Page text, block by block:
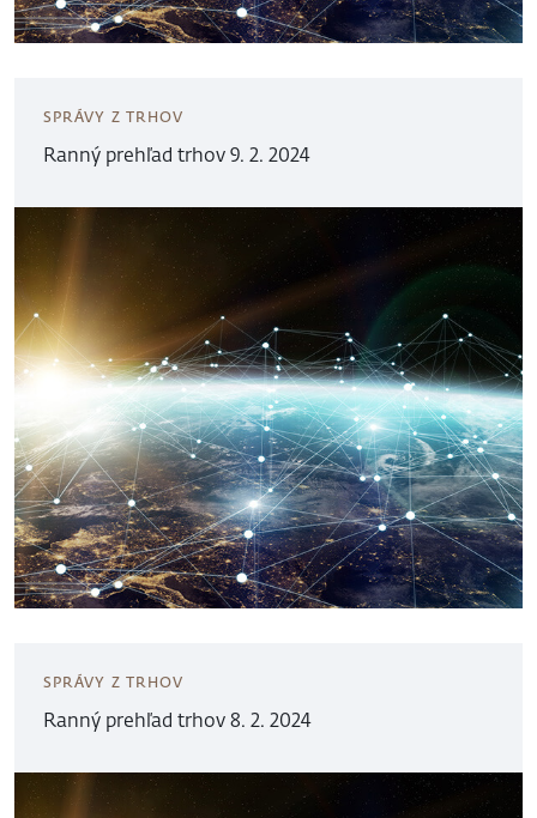
SPRÁVY Z TRHOV
Ranný prehľad trhov 9. 2. 2024
SPRÁVY Z TRHOV
Ranný prehľad trhov 8. 2. 2024